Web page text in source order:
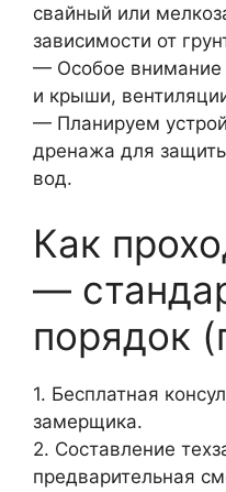
свайный или
зависимости от
— Особое внимание
и крыши,
— Планируем
дренажа для
вод.
Как
—
порядок
1. Бесплатная
замерщика.
2. Составление
предварительная